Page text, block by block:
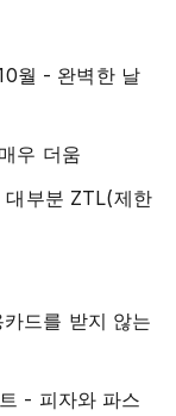
월 - 완벽한 날
우 더움
부분 ZTL(제한
드를 받지 않는
- 피자와 파스